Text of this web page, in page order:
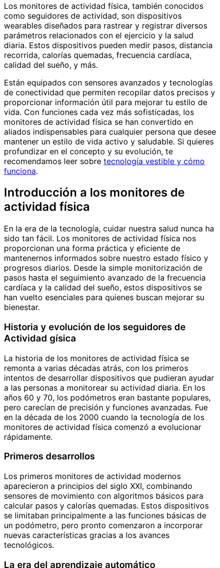
Los monitores de actividad física, también conocidos
como seguidores de actividad, son dispositivos
wearables diseñados para rastrear y registrar diversos
parámetros relacionados con el ejercicio y la salud
diaria. Estos dispositivos pueden medir pasos, distancia
recorrida, calorías quemadas, frecuencia cardíaca,
calidad del sueño, y más.
Están equipados con sensores avanzados y tecnologías
de conectividad que permiten recopilar datos precisos y
proporcionar información útil para mejorar tu estilo de
vida. Con funciones cada vez más sofisticadas, los
monitores de actividad física se han convertido en
aliados indispensables para cualquier persona que desee
mantener un estilo de vida activo y saludable. Si quieres
profundizar en el concepto y su evolución, te
recomendamos leer sobre tecnología vestible y cómo
funciona.
Introducción a los monitores de
actividad física
En la era de la tecnología, cuidar nuestra salud nunca ha
sido tan fácil. Los monitores de actividad física nos
proporcionan una forma práctica y eficiente de
mantenernos informados sobre nuestro estado físico y
progresos diarios. Desde la simple monitorización de
pasos hasta el seguimiento avanzado de la frecuencia
cardíaca y la calidad del sueño, estos dispositivos se
han vuelto esenciales para quienes buscan mejorar su
bienestar.
Historia y evolución de los seguidores de
Actividad gísica
La historia de los monitores de actividad física se
remonta a varias décadas atrás, con los primeros
intentos de desarrollar dispositivos que pudieran ayudar
a las personas a monitorear su actividad diaria. En los
años 60 y 70, los podómetros eran bastante populares,
pero carecían de precisión y funciones avanzadas. Fue
en la década de los 2000 cuando la tecnología de los
monitores de actividad física comenzó a evolucionar
rápidamente.
Primeros desarrollos
Los primeros monitores de actividad modernos
aparecieron a principios del siglo XXI, combinando
sensores de movimiento con algoritmos básicos para
calcular pasos y calorías quemadas. Estos dispositivos
se limitaban principalmente a las funciones básicas de
un podómetro, pero pronto comenzaron a incorporar
nuevas características gracias a los avances
tecnológicos.
La era del aprendizaje automático